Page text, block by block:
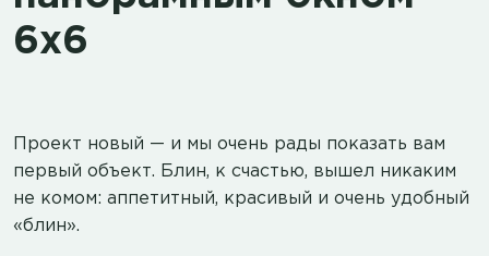
6х6
Проект новый — и мы очень рады показать вам
первый объект. Блин, к счастью, вышел никаким
не комом: аппетитный, красивый и очень удобный
«блин».